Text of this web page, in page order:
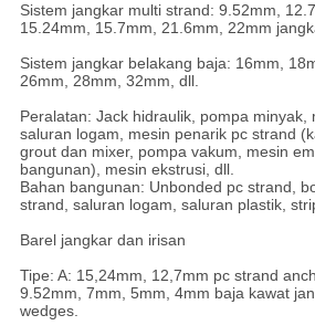
Sistem jangkar multi strand: 9.52mm,
15.24mm, 15.7mm, 21.6mm, 22mm
Sistem jangkar belakang baja: 16mm,
26mm, 28mm, 32mm, dll.
Peralatan: Jack hidraulik, pompa minyak,
saluran logam, mesin penarik pc strand
grout dan mixer, pompa vakum, mesin
bangunan), mesin ekstrusi, dll.
Bahan bangunan: Unbonded pc strand,
strand, saluran logam, saluran plastik,
Barel jangkar dan irisan
Tipe: A: 15,24mm, 12,7mm pc strand
9.52mm, 7mm, 5mm, 4mm baja kawat
wedges.